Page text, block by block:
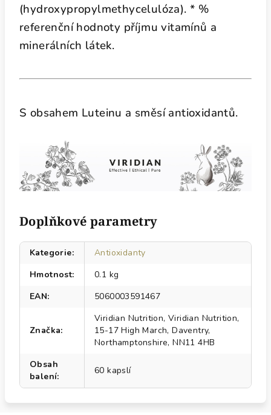
(hydroxypropylmethycelulóza). * %
referenční hodnoty příjmu vitamínů a
minerálních látek.
S obsahem Luteinu a směsí antioxidantů.
Doplňkové parametry
Kategorie:
Antioxidanty
Hmotnost:
0.1 kg
EAN: 5060003591467
Značka:
Viridian Nutrition, Viridian Nutrition,
15-17 High March, Daventry,
Northamptonshire, NN11 4HB
Obsah
balení:
60 kapslí